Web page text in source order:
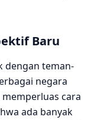
Baru
dengan teman-
negara
cara
ada banyak